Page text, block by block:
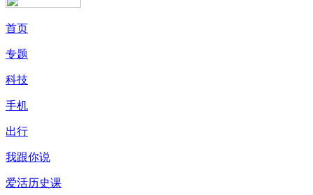
首页
专题
科技
手机
出行
我跟你说
爱活历史课